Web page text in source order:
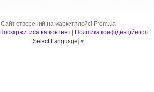
Сайт створений на маркетплейсі Prom.ua
Поскаржитися на контент
Політика конфіденційності
Select Language ▼